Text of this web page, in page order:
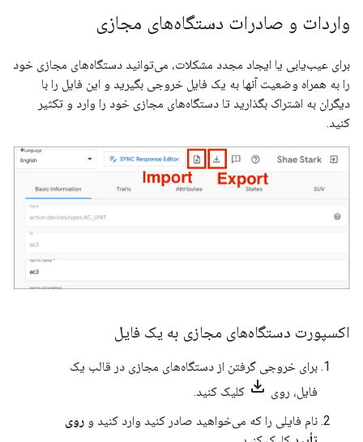
واردات و صادرات دستگاه‌های مجازی
برای عیب‌یابی یا ایجاد مجدد مشکلات، می‌توانید دستگاه‌های مجازی خود
را به همراه وضعیت آنها به یک فایل خروجی بگیرید و این فایل را با
دیگران به اشتراک بگذارید تا دستگاه‌های مجازی خود را وارد و تکثیر
کنید.
اکسپورت دستگاه‌های مجازی به یک فایل
برای خروجی گرفتن از دستگاه‌های مجازی در قالب یک
فایل، روی
file_download کلیک کنید.
نام فایلی را که می‌خواهید صادر کنید وارد کنید و روی